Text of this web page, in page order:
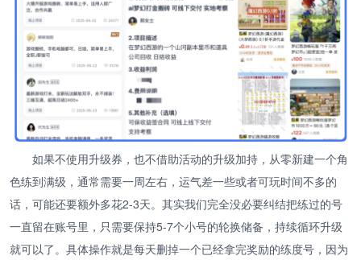
如果不使用升级券，也不借助活动的升级加持，从零新建一个角
色练到满级，通常需要一周左右，运气差一些或者可玩时间不多的
话，可能还要额外多花2-3天。其实我们完全没必要纠结把练过的号
一直留在账号里，只需要保持5-7个小号的轮换储备，持续循环升级
就可以了。具体操作就是每天删掉一个已经拿完奖励的练度号，因为